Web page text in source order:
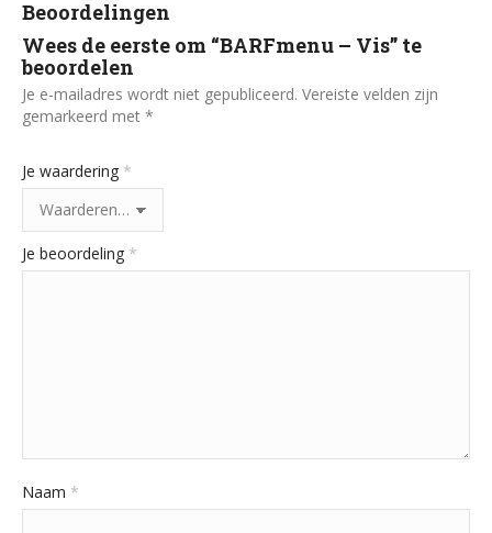
Beoordelingen
Wees de eerste om “BARFmenu – Vis” te
beoordelen
Je e-mailadres wordt niet gepubliceerd. Vereiste velden zijn
gemarkeerd met *
Je waardering *
Je beoordeling *
Naam *